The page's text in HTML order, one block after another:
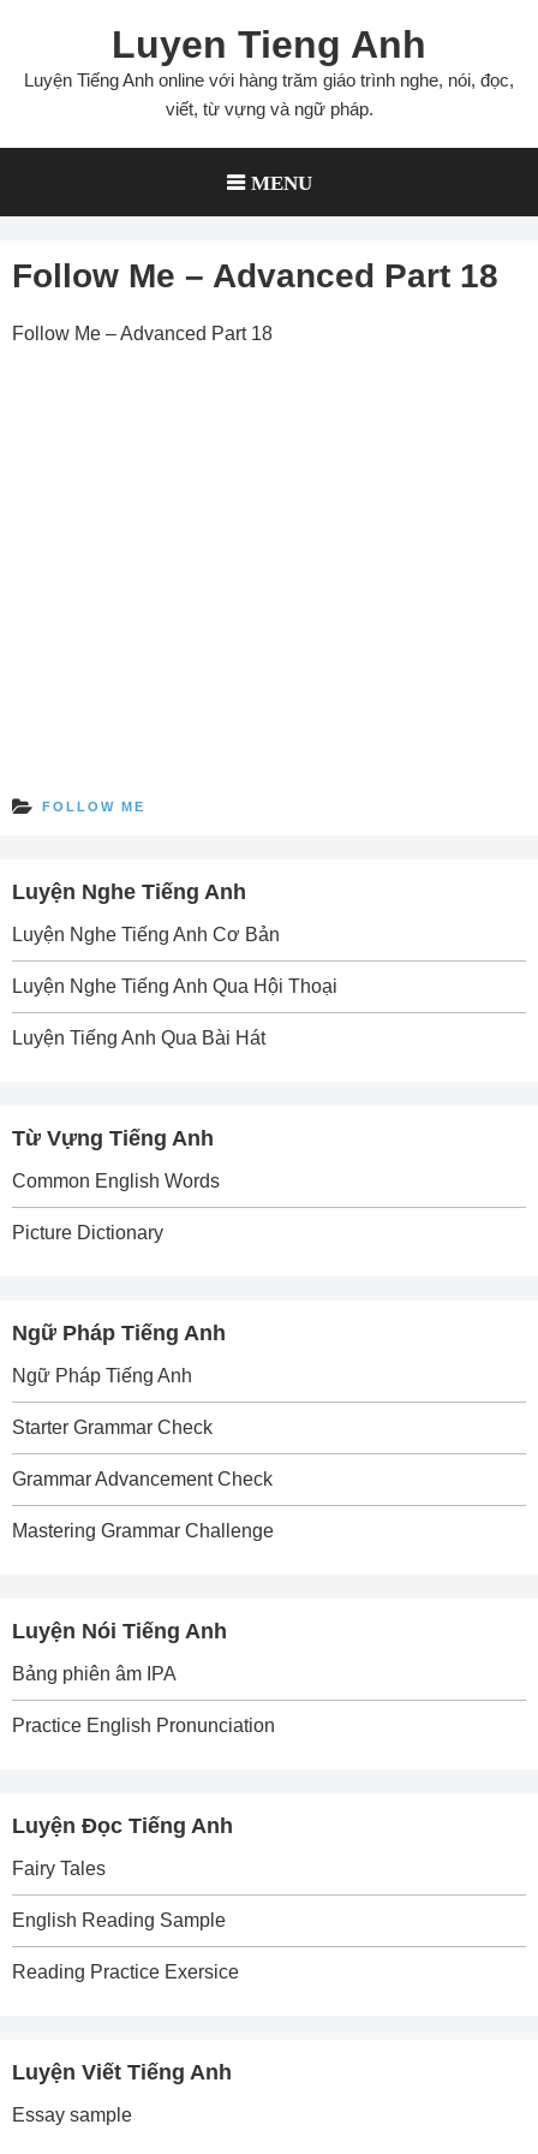
content
Luyen Tieng Anh
Luyện Tiếng Anh online với hàng trăm giáo trình nghe, nói, đọc,
viết, từ vựng và ngữ pháp.
MENU
Follow Me – Advanced Part 18
Follow Me – Advanced Part 18
FOLLOW ME
Luyện Nghe Tiếng Anh
Luyện Nghe Tiếng Anh Cơ Bản
Luyện Nghe Tiếng Anh Qua Hội Thoại
Luyện Tiếng Anh Qua Bài Hát
Từ Vựng Tiếng Anh
Common English Words
Picture Dictionary
Ngữ Pháp Tiếng Anh
Ngữ Pháp Tiếng Anh
Starter Grammar Check
Grammar Advancement Check
Mastering Grammar Challenge
Luyện Nói Tiếng Anh
Bảng phiên âm IPA
Practice English Pronunciation
Luyện Đọc Tiếng Anh
Fairy Tales
English Reading Sample
Reading Practice Exersice
Luyện Viết Tiếng Anh
Essay sample